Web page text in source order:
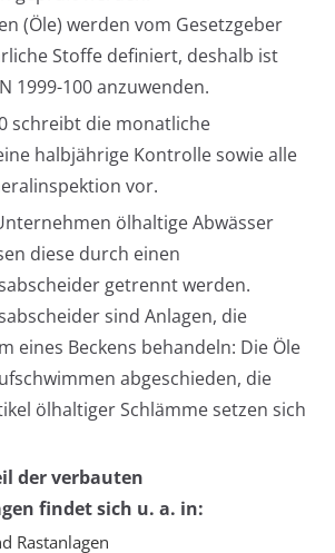
(Öle) werden vom Gesetzgeber
Stoffe definiert, deshalb ist
1999-100 anzuwenden.
schreibt die monatliche
halbjährige Kontrolle sowie alle
vor.
ölhaltige Abwässer
diese durch einen
getrennt werden.
sind Anlagen, die
eines Beckens behandeln: Die Öle
abgeschieden, die
ölhaltiger Schlämme setzen sich
der verbauten
findet sich u. a. in:
Rastanlagen